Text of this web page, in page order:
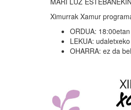
Ximurrak Xamur
ORDUA: 18:00etan
LEKUA:
OHARRA: ez da